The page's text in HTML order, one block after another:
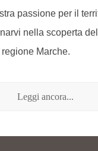
passione per il
nella scoperta
Marche.
Leggi ancora...